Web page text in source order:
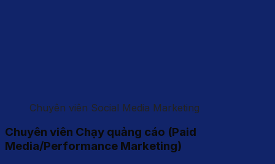
Chuyên viên Social Media Marketing
Chuyên viên Chạy quảng cáo (Paid
Media/Performance Marketing)